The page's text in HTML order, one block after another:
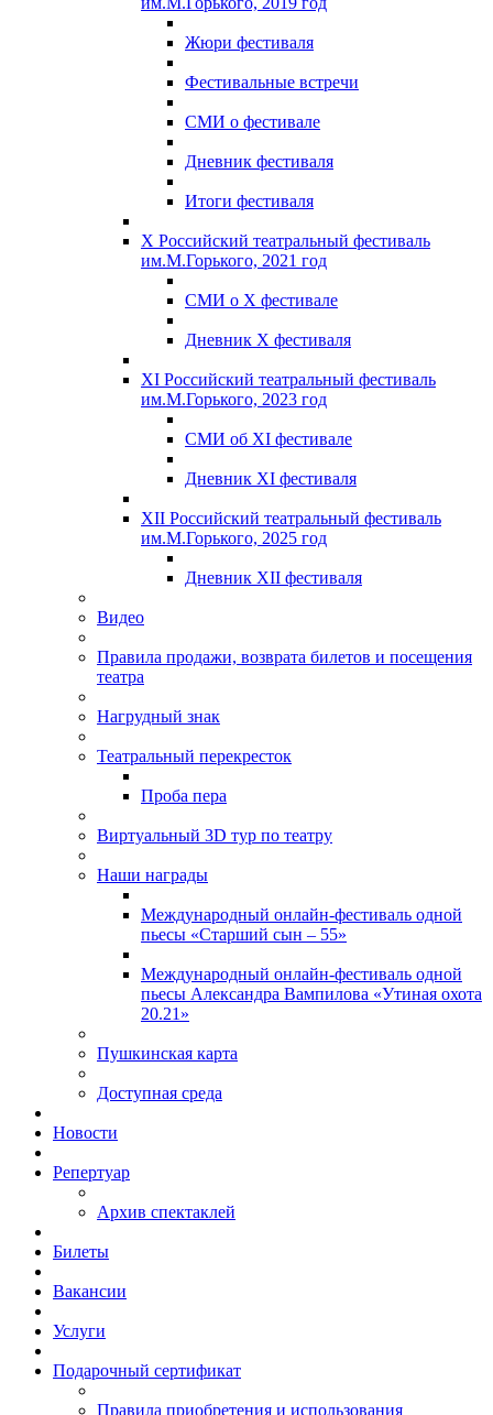
Жюри фестиваля
Фестивальные встречи
СМИ о фестивале
Дневник фестиваля
Итоги фестиваля
X Российский театральный фестиваль
им.М.Горького, 2021 год
СМИ о X фестивале
Дневник X фестиваля
XI Российский театральный фестиваль
им.М.Горького, 2023 год
СМИ об XI фестивале
Дневник XI фестиваля
XII Российский театральный фестиваль
им.М.Горького, 2025 год
Дневник XII фестиваля
Видео
Правила продажи, возврата билетов и посещения
театра
Нагрудный знак
Театральный перекресток
Проба пера
Виртуальный 3D тур по театру
Наши награды
Международный онлайн-фестиваль одной
пьесы «Старший сын – 55»
Международный онлайн-фестиваль одной
пьесы Александра Вампилова «Утиная охота
20.21»
Пушкинская карта
Доступная среда
Новости
Репертуар
Архив спектаклей
Билеты
Вакансии
Услуги
Подарочный сертификат
Правила приобретения и использования